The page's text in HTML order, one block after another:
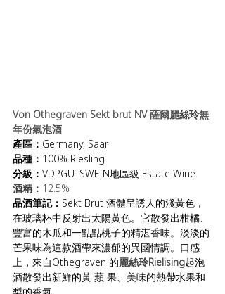
Von Othegraven Sekt brut NV 薩爾麗絲玲無
年份氣泡酒
產區： Germany, Saar
品種： 100% Riesling
分級： VDP.GUTSWEIN地區級 Estate Wine
酒精： 12.5%
品酒筆記： Sekt Brut 酒體呈誘人的淺黃色，
在玻璃杯中反射出太陽黃色。它散發出柑橘、
豐富的木瓜和一點點桃子的精湛香味。淡淡的
芒果味為這款酒帶來濃郁的異國情調。口感
上，來自Othegraven 的麗絲玲Rielising起泡
酒散發出新鮮的黃 蘋 果、美味的熱帶水果和